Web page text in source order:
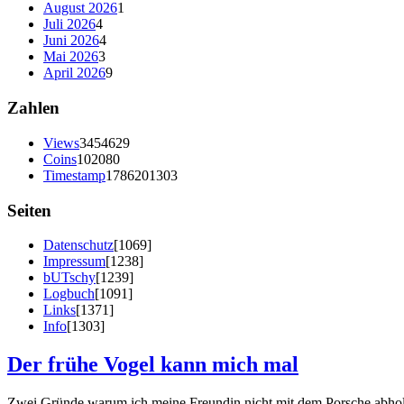
August 20261
Juli 20264
Juni 20264
Mai 20263
April 20269
Zahlen
Views3454629
Coins102080
Timestamp1786201303
Seiten
Datenschutz[1069]
Impressum[1238]
bUTschy[1239]
Logbuch[1091]
Links[1371]
Info[1303]
Der frühe Vogel kann mich mal